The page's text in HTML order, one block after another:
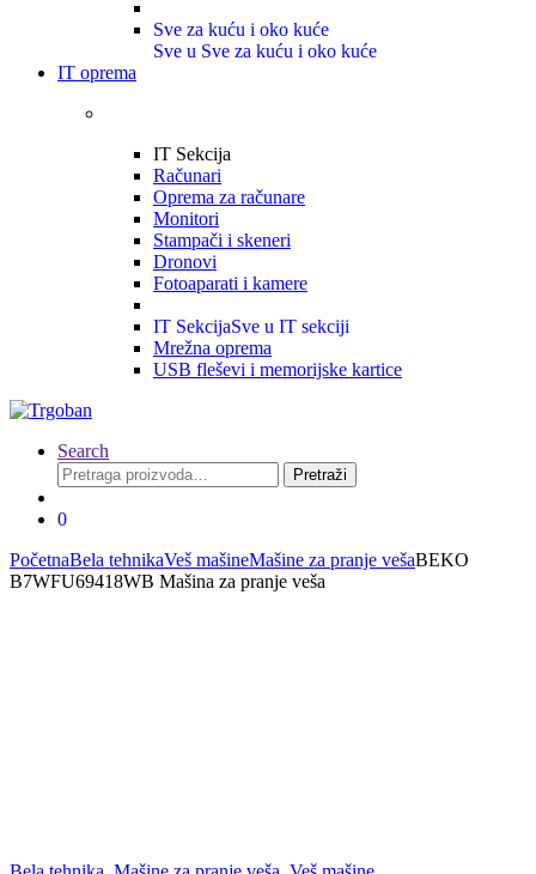
Sve za kuću i oko kuće
Sve u Sve za kuću i oko kuće
IT oprema
IT Sekcija
Računari
Oprema za računare
Monitori
Stampači i skeneri
Dronovi
Fotoaparati i kamere
IT SekcijaSve u IT sekciji
Mrežna oprema
USB fleševi i memorijske kartice
Search
Pretraga
za:
Pretraži
0
PočetnaBela tehnikaVeš mašineMašine za pranje vešaBEKO
B7WFU69418WB Mašina za pranje veša